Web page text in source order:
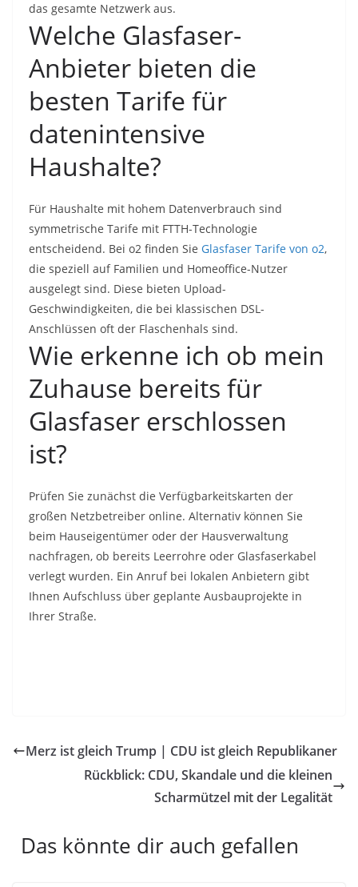
das gesamte Netzwerk aus.
Welche Glasfaser-
Anbieter bieten die
besten Tarife für
datenintensive
Haushalte?
Für Haushalte mit hohem Datenverbrauch sind
symmetrische Tarife mit FTTH-Technologie
entscheidend. Bei o2 finden Sie Glasfaser Tarife von o2,
die speziell auf Familien und Homeoffice-Nutzer
ausgelegt sind. Diese bieten Upload-
Geschwindigkeiten, die bei klassischen DSL-
Anschlüssen oft der Flaschenhals sind.
Wie erkenne ich ob mein
Zuhause bereits für
Glasfaser erschlossen
ist?
Prüfen Sie zunächst die Verfügbarkeitskarten der
großen Netzbetreiber online. Alternativ können Sie
beim Hauseigentümer oder der Hausverwaltung
nachfragen, ob bereits Leerrohre oder Glasfaserkabel
verlegt wurden. Ein Anruf bei lokalen Anbietern gibt
Ihnen Aufschluss über geplante Ausbauprojekte in
Ihrer Straße.
Merz ist gleich Trump | CDU ist gleich Republikaner
Rückblick: CDU, Skandale und die kleinen
Scharmützel mit der Legalität
Das könnte dir auch gefallen